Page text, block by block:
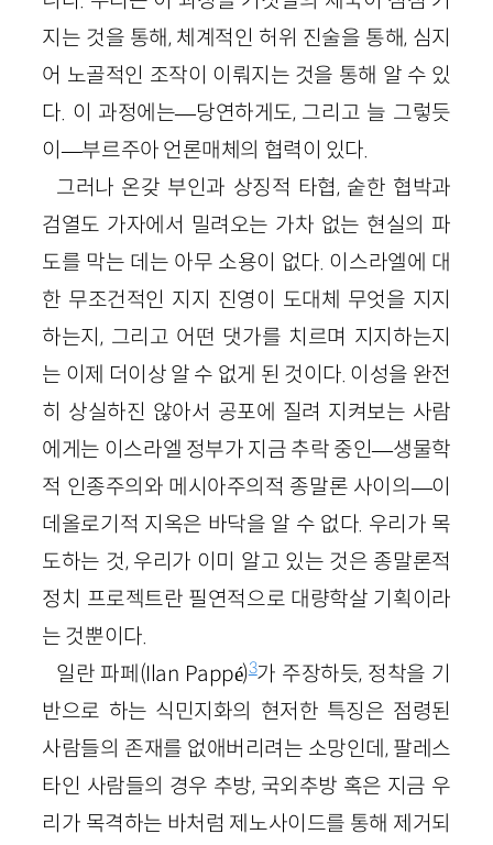
지는 것을 통해, 체계적인 허위 진술을 통해, 심지
어 노골적인 조작이 이뤄지는 것을 통해 알 수 있
다. 이 과정에는—당연하게도, 그리고 늘 그렇듯
이—부르주아 언론매체의 협력이 있다.
그러나 온갖 부인과 상징적 타협, 숱한 협박과
검열도 가자에서 밀려오는 가차 없는 현실의 파
도를 막는 데는 아무 소용이 없다. 이스라엘에 대
한 무조건적인 지지 진영이 도대체 무엇을 지지
하는지, 그리고 어떤 댓가를 치르며 지지하는지
는 이제 더이상 알 수 없게 된 것이다. 이성을 완전
히 상실하진 않아서 공포에 질려 지켜보는 사람
에게는 이스라엘 정부가 지금 추락 중인—생물학
적 인종주의와 메시아주의적 종말론 사이의—이
데올로기적 지옥은 바닥을 알 수 없다. 우리가 목
도하는 것, 우리가 이미 알고 있는 것은 종말론적
정치 프로젝트란 필연적으로 대량학살 기획이라
는 것뿐이다.
일란 파페(Ilan Pappé)3가 주장하듯, 정착을 기
반으로 하는 식민지화의 현저한 특징은 점령된
사람들의 존재를 없애버리려는 소망인데, 팔레스
타인 사람들의 경우 추방, 국외추방 혹은 지금 우
리가 목격하는 바처럼 제노사이드를 통해 제거되